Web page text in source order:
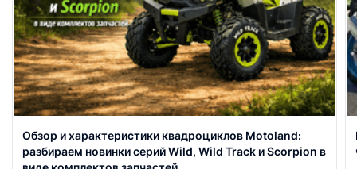
Обзор и характеристики квадроциклов Motoland:
разбираем новинки серий Wild, Wild Track и Scorpion в